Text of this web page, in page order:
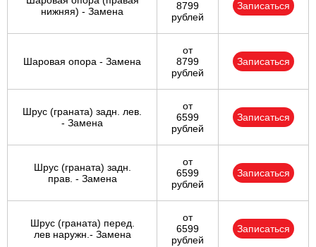
нижняя) - Замена
8799
рублей
Записаться
Шаровая опора - Замена
от
8799
рублей
Записаться
Шрус (граната) задн. лев.
- Замена
от
6599
рублей
Записаться
Шрус (граната) задн.
прав. - Замена
от
6599
рублей
Записаться
Шрус (граната) перед.
лев наружн.- Замена
от
6599
рублей
Записаться